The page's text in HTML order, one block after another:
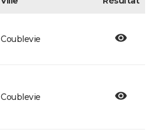
Coublevie
Coublevie